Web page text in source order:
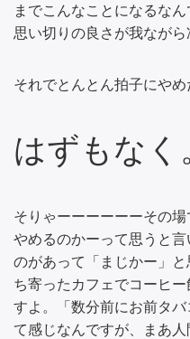
までこんなことになるな
思い切りの良さが我ながら
それでとんとん拍子にや
はずもなく
そりゃーーーーーーその
やめるのかーって思うと
のがあって「まじかー」
ち寄ったカフェでコーヒ
すよ。「数分前にお前タ
て感じなんですが、まあ人